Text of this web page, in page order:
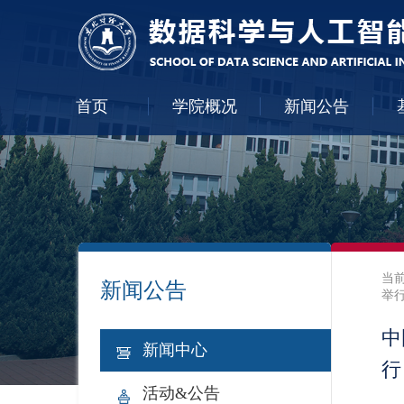
首页 学院概况 新闻公告
新闻公告
新闻中心
活动&公告
当
举
行